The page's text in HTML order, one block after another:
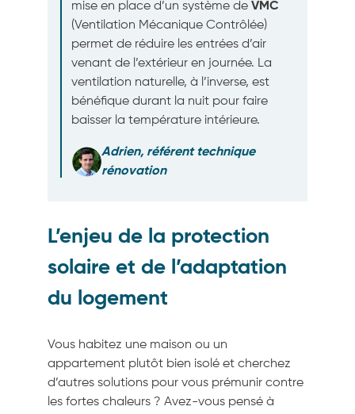
mise en place d’un système de VMC
(Ventilation Mécanique Contrôlée)
permet de réduire les entrées d’air
venant de l’extérieur en journée. La
ventilation naturelle, à l’inverse, est
bénéfique durant la nuit pour faire
baisser la température intérieure.
Adrien, référent technique
rénovation
L’enjeu de la protection
solaire et de l’adaptation
du logement
Vous habitez une maison ou un
appartement plutôt bien isolé et cherchez
d’autres solutions pour vous prémunir contre
les fortes chaleurs ? Avez-vous pensé à